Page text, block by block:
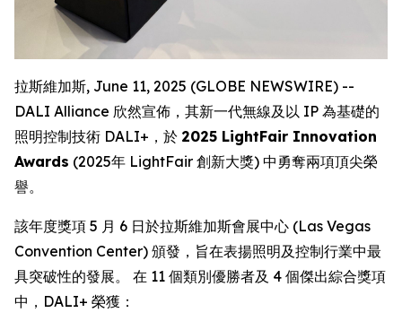
拉斯維加斯, June 11, 2025 (GLOBE NEWSWIRE) --
DALI Alliance 欣然宣佈，其新一代無線及以 IP 為基礎的
照明控制技術 DALI+，於 2025 LightFair Innovation
Awards (2025年 LightFair 創新大獎) 中勇奪兩項頂尖榮
譽。
該年度獎項 5 月 6 日於拉斯維加斯會展中心 (Las Vegas
Convention Center) 頒發，旨在表揚照明及控制行業中最
具突破性的發展。 在 11 個類別優勝者及 4 個傑出綜合獎項
中，DALI+ 榮獲：